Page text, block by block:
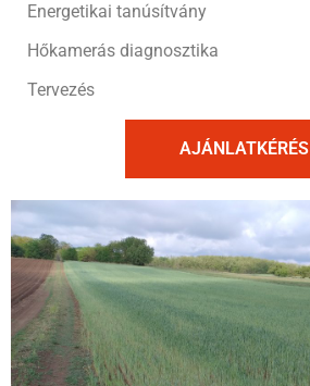
Energetikai tanúsítvány
Hőkamerás diagnosztika
Tervezés
AJÁNLATKÉRÉS